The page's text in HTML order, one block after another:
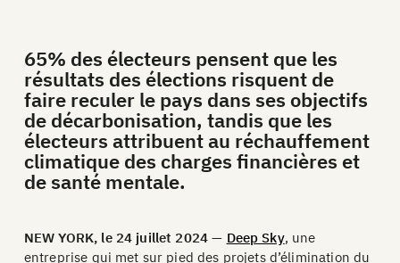
65% des électeurs pensent que les
résultats des élections risquent de
faire reculer le pays dans ses objectifs
de décarbonisation, tandis que les
électeurs attribuent au réchauffement
climatique des charges financières et
de santé mentale.
NEW YORK, le 24 juillet 2024 — Deep Sky, une
entreprise qui met sur pied des projets d’élimination du